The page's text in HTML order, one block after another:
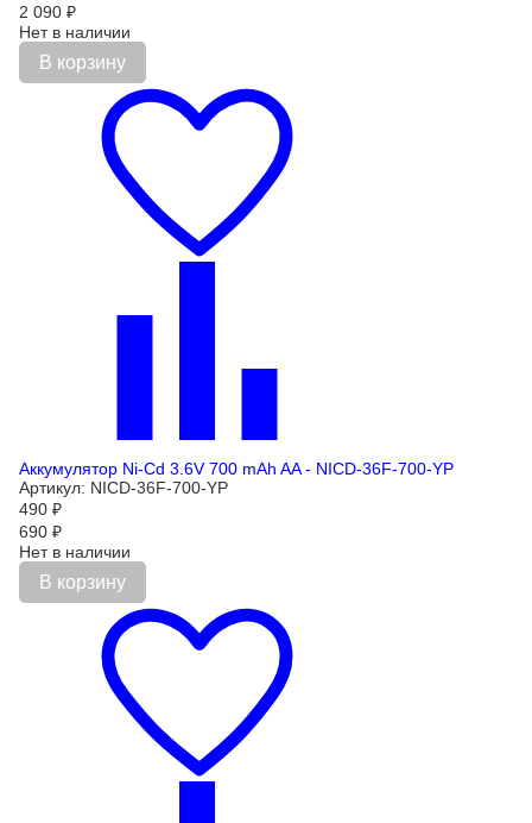
2 090 ₽
Нет в наличии
В корзину
Аккумулятор Ni-Cd 3.6V 700 mAh AA - NICD-36F-700-YP
Артикул: NICD-36F-700-YP
490 ₽
690 ₽
Нет в наличии
В корзину